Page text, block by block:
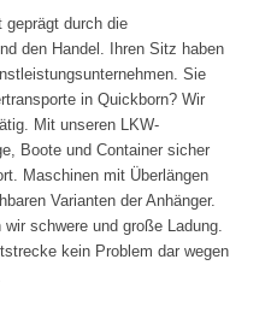
durch die
den Handel. Ihren Sitz haben
Sie
in Quickborn? Wir
Mit unseren LKW-
Boote und Container sicher
Maschinen mit Überlängen
Varianten der Anhänger.
schwere und große Ladung.
kein Problem dar wegen